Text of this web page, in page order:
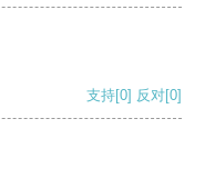
支持[0] 反对[0]